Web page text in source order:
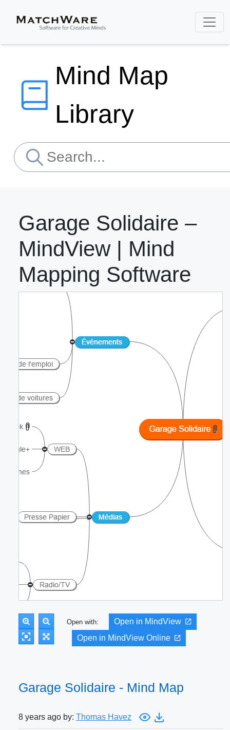
Mind Map
Library
Garage Solidaire –
MindView | Mind
Mapping Software
Open with:
Open in MindView
Open in MindView Online
Garage Solidaire - Mind Map
8 years ago by: Thomas Havez